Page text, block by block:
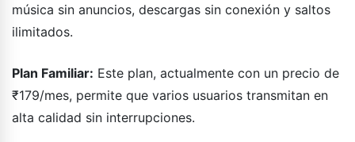
música sin anuncios, descargas sin conexión y saltos
ilimitados.
Plan Familiar: Este plan, actualmente con un precio de
₹179/mes, permite que varios usuarios transmitan en
alta calidad sin interrupciones.